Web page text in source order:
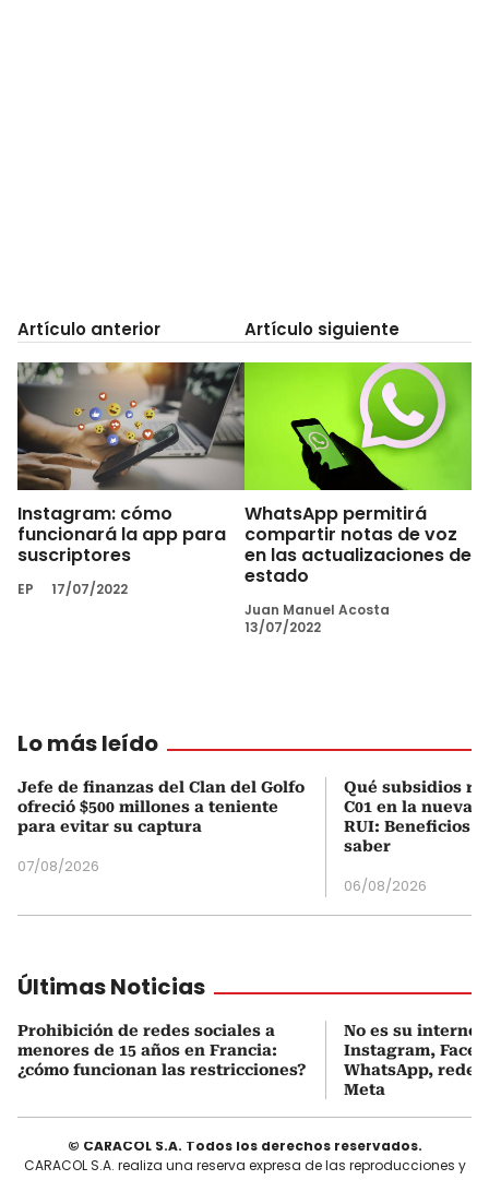
Artículo anterior
Instagram: cómo
funcionará la app para
suscriptores
EP 17/07/2022
Artículo siguiente
WhatsApp permitirá
compartir notas de voz
en las actualizaciones de
estado
Juan Manuel Acosta
13/07/2022
Lo más leído
Jefe de finanzas del Clan del Golfo
ofreció $500 millones a teniente
para evitar su captura
07/08/2026
Qué subsidios
C01 en la nueva
RUI: Beneficios
saber
06/08/2026
Últimas Noticias
Prohibición de redes sociales a
menores de 15 años en Francia:
¿cómo funcionan las restricciones?
No es su
Instagram,
WhatsApp, redes
Meta
© CARACOL S.A. Todos los derechos reservados.
CARACOL S.A. realiza una reserva expresa de las reproducciones y